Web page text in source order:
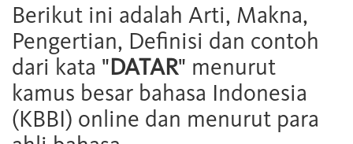
Berikut ini adalah Arti, Makna,
Pengertian, Definisi dan contoh
dari kata "DATAR" menurut
kamus besar bahasa Indonesia
(KBBI) online dan menurut para